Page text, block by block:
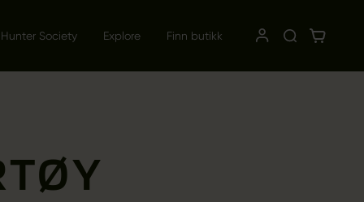
Hunter Society Explore Finn butikk